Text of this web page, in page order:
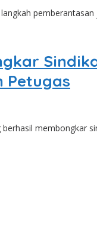
Petugas
membongkar